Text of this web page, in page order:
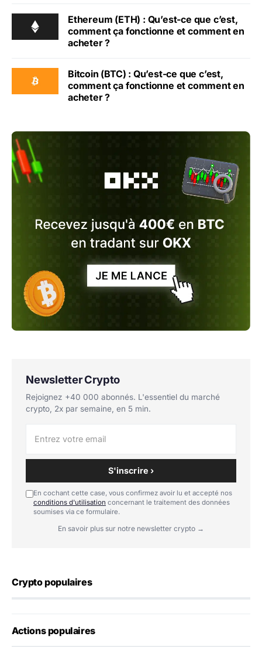
Ethereum (ETH) : Qu’est-ce que c’est,
comment ça fonctionne et comment en
acheter ?
Bitcoin (BTC) : Qu’est-ce que c’est,
comment ça fonctionne et comment en
acheter ?
Newsletter Crypto
Rejoignez +40 000 abonnés. L'essentiel du marché
crypto, 2x par semaine, en 5 min.
S'inscrire ›
En cochant cette case, vous confirmez avoir lu et accepté nos
conditions d'utilisation concernant le traitement des données
soumises via ce formulaire.
En savoir plus sur notre newsletter crypto →
Crypto populaires
Actions populaires